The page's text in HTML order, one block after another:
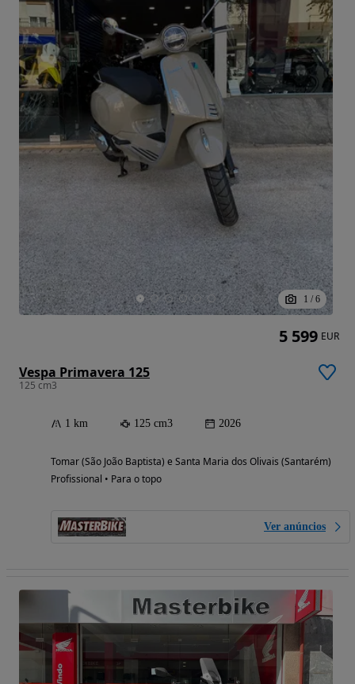
1 / 6
Vespa Primavera 125
125 cm3
1 km 125 cm3 2026
Tomar (São João Baptista) e Santa Maria dos Olivais (Santarém)
Profissional • Para o topo
Ver anúncios
5 599 EUR